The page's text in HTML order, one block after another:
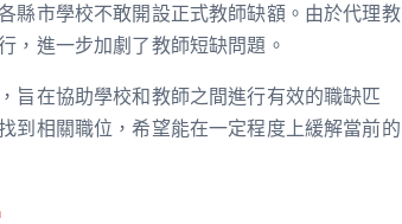
縣市學校不敢開設正式教師缺額。由於代理教
，進一步加劇了教師短缺問題。
旨在協助學校和教師之間進行有效的職缺匹
到相關職位，希望能在一定程度上緩解當前的